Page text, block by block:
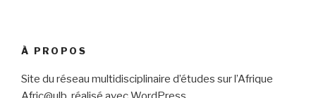
À PROPOS
Site du réseau multidisciplinaire d’études sur l’Afrique